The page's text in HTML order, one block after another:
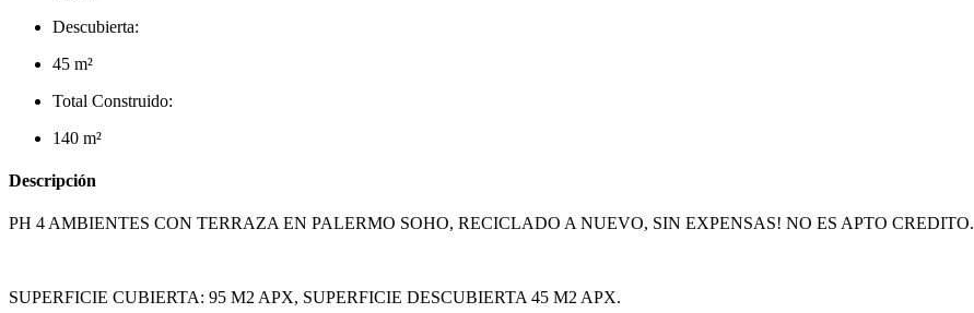
Descubierta:
45 m²
Total Construido:
140 m²
Descripción
PH 4 AMBIENTES CON TERRAZA EN PALERMO SOHO, RECICLADO A NUEVO, SIN EXPENSAS! NO ES APTO CREDITO.
SUPERFICIE CUBIERTA: 95 M2 APX, SUPERFICIE DESCUBIERTA 45 M2 APX.